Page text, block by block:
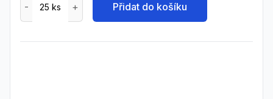
Přidat do košíku